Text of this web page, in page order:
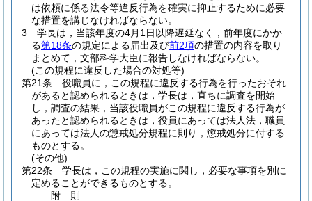
は依頼に係る法令等違反行為を確実に抑止するために必要
な措置を講じなければならない。
3
学長は，当該年度の4月1日以降遅延なく，前年度にかか
る第18条の規定による届出及び前2項の措置の内容を取り
まとめて，文部科学大臣に報告しなければならない。
(この規程に違反した場合の対処等)
第21条
役職員に，この規程に違反する行為を行ったおそれ
があると認められるときは，学長は，直ちに調査を開始
し，調査の結果，当該役職員がこの規程に違反する行為が
あったと認められるときは，役員にあっては法人法，職員
にあっては法人の懲戒処分規程に則り，懲戒処分に付する
ものとする。
(その他)
第22条
学長は，この規程の実施に関し，必要な事項を別に
定めることができるものとする。
附 則